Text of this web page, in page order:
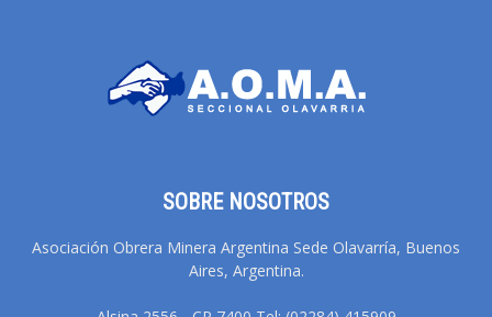
SOBRE NOSOTROS
Asociación Obrera Minera Argentina Sede Olavarría, Buenos
Aires, Argentina.